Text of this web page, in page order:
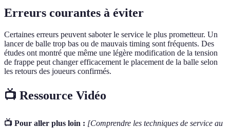
Erreurs courantes à éviter
Certaines erreurs peuvent saboter le service le plus prometteur. Un
lancer de balle trop bas ou de mauvais timing sont fréquents. Des
études ont montré que même une légère modification de la tension
de frappe peut changer efficacement le placement de la balle selon
les retours des joueurs confirmés.
📺 Ressource Vidéo
📺 Pour aller plus loin : [Comprendre les techniques de service au